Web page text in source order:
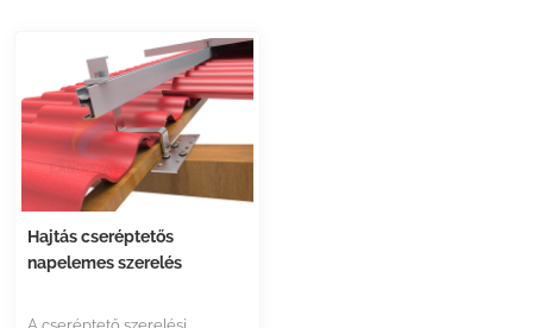
Hajtás cseréptetős
napelemes szerelés